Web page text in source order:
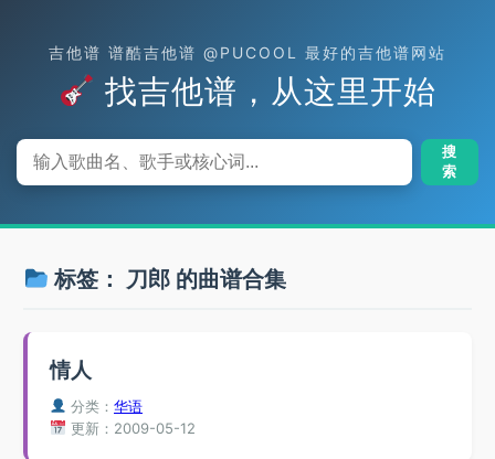
吉他谱 谱酷吉他谱 @PUCOOL 最好的吉他谱网站
找吉他谱，从这里开始
搜
索
标签： 刀郎的曲谱合集
情人
分类：华语
更新：2009-05-12